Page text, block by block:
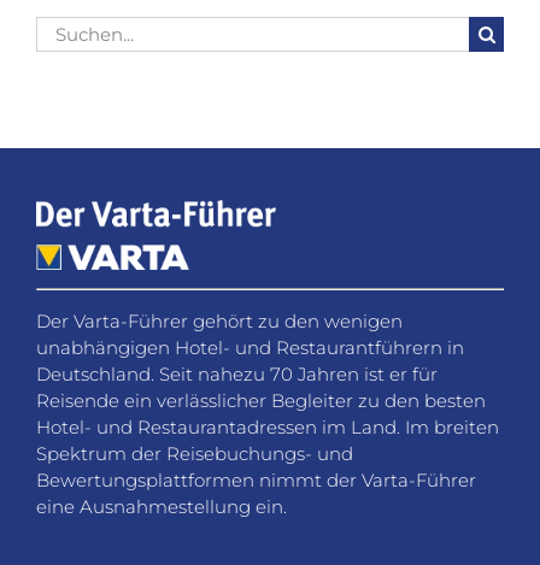
Suche
nach:
Der Varta-Führer gehört zu den wenigen
unabhängigen Hotel- und Restaurantführern in
Deutschland. Seit nahezu 70 Jahren ist er für
Reisende ein verlässlicher Begleiter zu den besten
Hotel- und Restaurantadressen im Land. Im breiten
Spektrum der Reisebuchungs- und
Bewertungsplattformen nimmt der Varta-Führer
eine Ausnahmestellung ein.